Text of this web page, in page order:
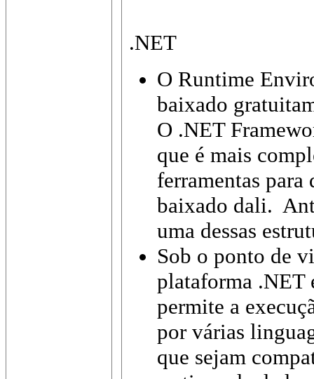
.NET
O Runtime
baixado
O .NET
que é mais
ferramentas para
baixado dali.
uma dessas
Sob o ponto de
plataforma .NET
permite a
por várias
que sejam